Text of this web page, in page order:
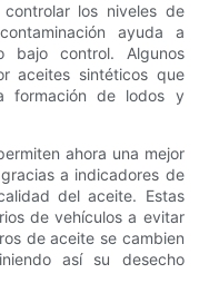
los niveles de
ayuda a
bajo control. Algunos
aceites sintéticos que
formación de lodos y
ahora una mejor
a indicadores de
del aceite. Estas
de vehículos a evitar
de aceite se cambien
así su desecho